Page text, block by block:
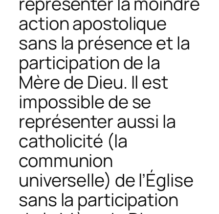
action apostolique
sans la présence et la
participation de la
Mère de Dieu. Il est
impossible de se
représenter aussi la
catholicité (la
communion
universelle) de l’Église
sans la participation